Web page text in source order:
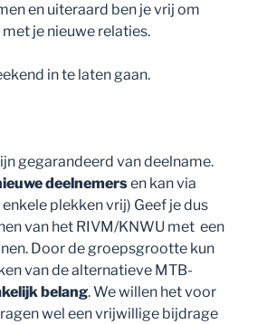
en uiteraard ben je vrij om
je nieuwe relaties.
in te laten gaan.
gegarandeerd van deelname.
deelnemersen kan via
plekken vrij) Geef je dus
van het RIVM/KNWU met een
Door de groepsgrootte kun
van de alternatieve MTB-
belang. We willen het voor
wel een vrijwillige bijdrage